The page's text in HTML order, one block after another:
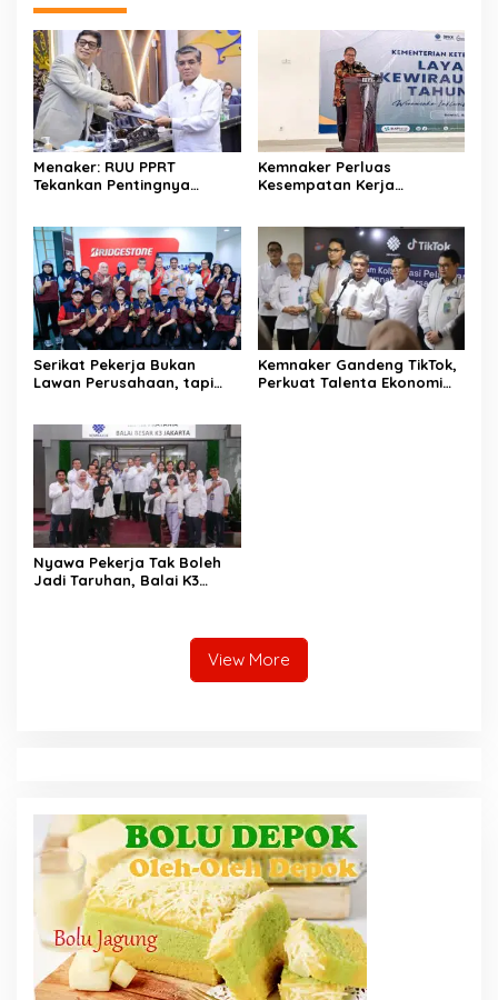
Menaker: RUU PPRT
Tekankan Pentingnya
Kemnaker Perluas
Kesempatan Kerja
Serikat Pekerja Bukan
Lawan Perusahaan, tapi
Kemnaker Gandeng TikTok,
Perkuat Talenta Ekonomi
Nyawa Pekerja Tak Boleh
Jadi Taruhan, Balai K3
View More